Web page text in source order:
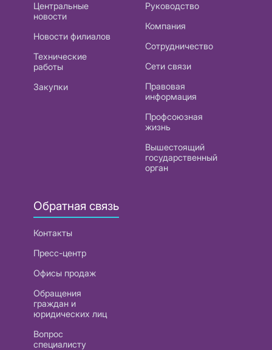
Центральные
новости
Новости филиалов
Технические
работы
Закупки
Руководство
Компания
Сотрудничество
Сети связи
Правовая
информация
Профсоюзная
жизнь
Вышестоящий
государственный
орган
Обратная связь
Контакты
Пресс-центр
Офисы продаж
Обращения
граждан и
юридических лиц
Вопрос
специалисту